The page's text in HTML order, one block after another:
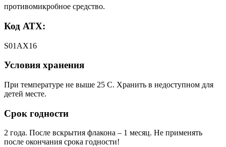
противомикробное средство.
Код АТХ:
S01AX16
Условия хранения
При температуре не выше 25 C. Хранить в недоступном для
детей месте.
Срок годности
2 года. После вскрытия флакона – 1 месяц. Не применять
после окончания срока годности!